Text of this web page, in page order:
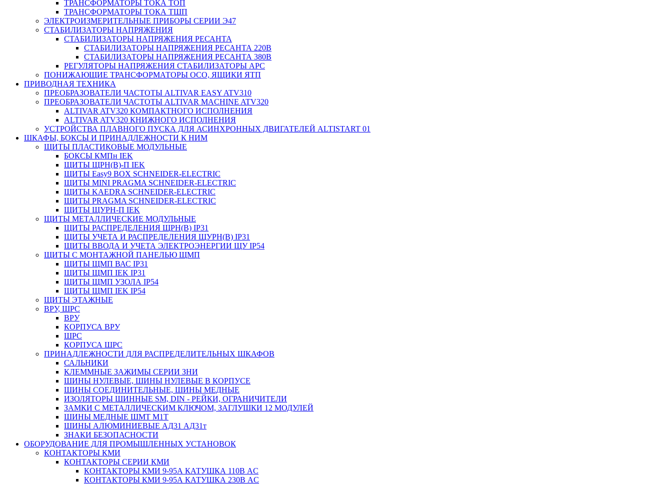
ТРАНСФОРМАТОРЫ ТОКА ТОП
ТРАНСФОРМАТОРЫ ТОКА ТШП
ЭЛЕКТРОИЗМЕРИТЕЛЬНЫЕ ПРИБОРЫ СЕРИИ Э47
СТАБИЛИЗАТОРЫ НАПРЯЖЕНИЯ
СТАБИЛИЗАТОРЫ НАПРЯЖЕНИЯ РЕСАНТА
СТАБИЛИЗАТОРЫ НАПРЯЖЕНИЯ РЕСАНТА 220В
СТАБИЛИЗАТОРЫ НАПРЯЖЕНИЯ РЕСАНТА 380В
РЕГУЛЯТОРЫ НАПРЯЖЕНИЯ СТАБИЛИЗАТОРЫ APC
ПОНИЖАЮЩИЕ ТРАНСФОРМАТОРЫ ОСО, ЯЩИКИ ЯТП
ПРИВОДНАЯ ТЕХНИКА
ПРЕОБРАЗОВАТЕЛИ ЧАСТОТЫ ALTIVAR EASY ATV310
ПРЕОБРАЗОВАТЕЛИ ЧАСТОТЫ ALTIVAR MACHINE ATV320
ALTIVAR ATV320 КОМПАКТНОГО ИСПОЛНЕНИЯ
ALTIVAR ATV320 КНИЖНОГО ИСПОЛНЕНИЯ
УСТРОЙСТВА ПЛАВНОГО ПУСКА ДЛЯ АСИНХРОННЫХ ДВИГАТЕЛЕЙ ALTISTART 01
ШКАФЫ, БОКСЫ И ПРИНАДЛЕЖНОСТИ К НИМ
ЩИТЫ ПЛАСТИКОВЫЕ МОДУЛЬНЫЕ
БОКСЫ КМПн IEK
ЩИТЫ ЩРН(В)-П IEK
ЩИТЫ Easy9 BOX SCHNEIDER-ELECTRIC
ЩИТЫ MINI PRAGMA SCHNEIDER-ELECTRIC
ЩИТЫ KAEDRA SCHNEIDER-ELECTRIC
ЩИТЫ PRAGMA SCHNEIDER-ELECTRIC
ЩИТЫ ЩУРН-П IEK
ЩИТЫ МЕТАЛЛИЧЕСКИЕ МОДУЛЬНЫЕ
ЩИТЫ РАСПРЕДЕЛЕНИЯ ЩРН(В) IP31
ЩИТЫ УЧЕТА И РАСПРЕДЕЛЕНИЯ ЩУРН(В) IP31
ЩИТЫ ВВОДА И УЧЕТА ЭЛЕКТРОЭНЕРГИИ ЩУ IP54
ЩИТЫ С МОНТАЖНОЙ ПАНЕЛЬЮ ЩМП
ЩИТЫ ЩМП ВАС IP31
ЩИТЫ ЩМП IEK IP31
ЩИТЫ ЩМП УЗОЛА IP54
ЩИТЫ ЩМП IEK IP54
ЩИТЫ ЭТАЖНЫЕ
ВРУ, ШРС
ВРУ
КОРПУСА ВРУ
ШРС
КОРПУСА ШРС
ПРИНАДЛЕЖНОСТИ ДЛЯ РАСПРЕДЕЛИТЕЛЬНЫХ ШКАФОВ
САЛЬНИКИ
КЛЕММНЫЕ ЗАЖИМЫ СЕРИИ ЗНИ
ШИНЫ НУЛЕВЫЕ, ШИНЫ НУЛЕВЫЕ В КОРПУСЕ
ШИНЫ СОЕДИНИТЕЛЬНЫЕ, ШИНЫ МЕДНЫЕ
ИЗОЛЯТОРЫ ШИННЫЕ SM, DIN - РЕЙКИ, ОГРАНИЧИТЕЛИ
ЗАМКИ С МЕТАЛЛИЧЕСКИМ КЛЮЧОМ, ЗАГЛУШКИ 12 МОДУЛЕЙ
ШИНЫ МЕДНЫЕ ШМТ М1Т
ШИНЫ АЛЮМИНИЕВЫЕ АД31 АД31т
ЗНАКИ БЕЗОПАСНОСТИ
ОБОРУДОВАНИЕ ДЛЯ ПРОМЫШЛЕННЫХ УСТАНОВОК
КОНТАКТОРЫ КМИ
КОНТАКТОРЫ СЕРИИ КМИ
КОНТАКТОРЫ КМИ 9-95А КАТУШКА 110В AC
КОНТАКТОРЫ КМИ 9-95А КАТУШКА 230В AC